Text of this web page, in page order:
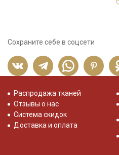
Сохраните себе в соцсети
Распродажа тканей
Отзывы о нас
Система скидок
Доставка и оплата